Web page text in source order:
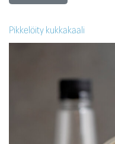
Pikkelöity kukkakaali